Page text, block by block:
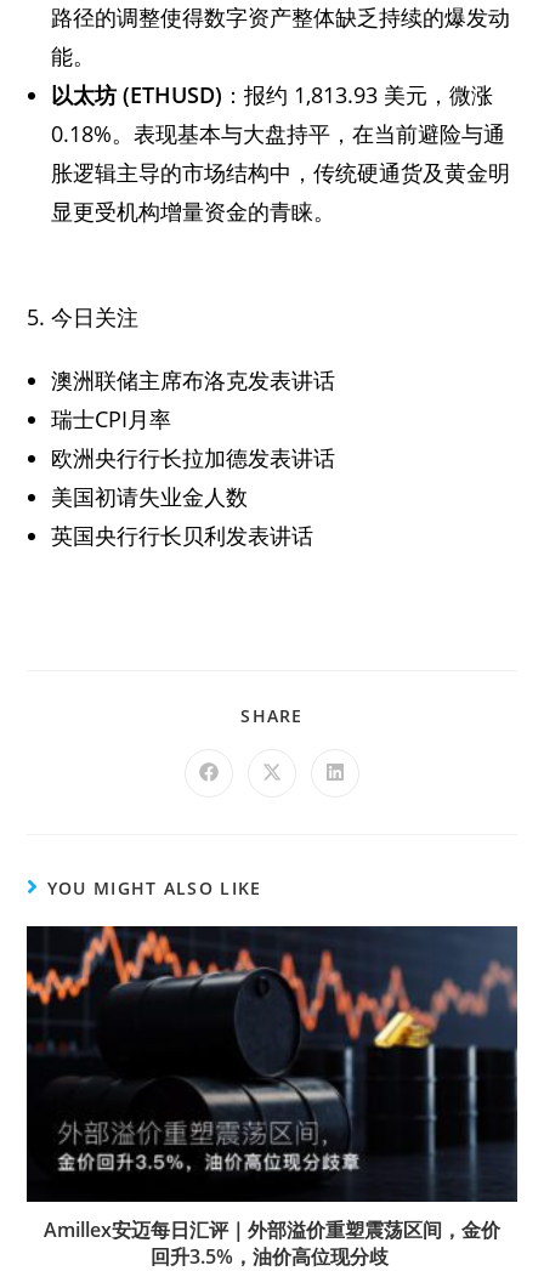
路径的调整使得数字资产整体缺乏持续的爆发动
能。
以太坊 (ETHUSD) ：报约 1,813.93 美元，微涨
0.18%。表现基本与大盘持平，在当前避险与通
胀逻辑主导的市场结构中，传统硬通货及黄金明
显更受机构增量资金的青睐。
5. 今日关注
澳洲联储主席布洛克发表讲话
瑞士CPI月率
欧洲央行行长拉加德发表讲话
美国初请失业金人数
英国央行行长贝利发表讲话
SHARE
YOU MIGHT ALSO LIKE
Amillex安迈每日汇评｜外部溢价重塑震荡区间，金价
回升3.5%，油价高位现分歧